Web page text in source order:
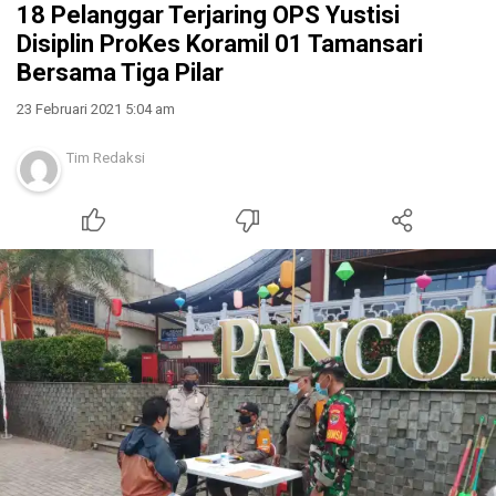
18 Pelanggar Terjaring OPS Yustisi
Disiplin ProKes Koramil 01 Tamansari
Bersama Tiga Pilar
23 Februari 2021 5:04 am
Tim Redaksi